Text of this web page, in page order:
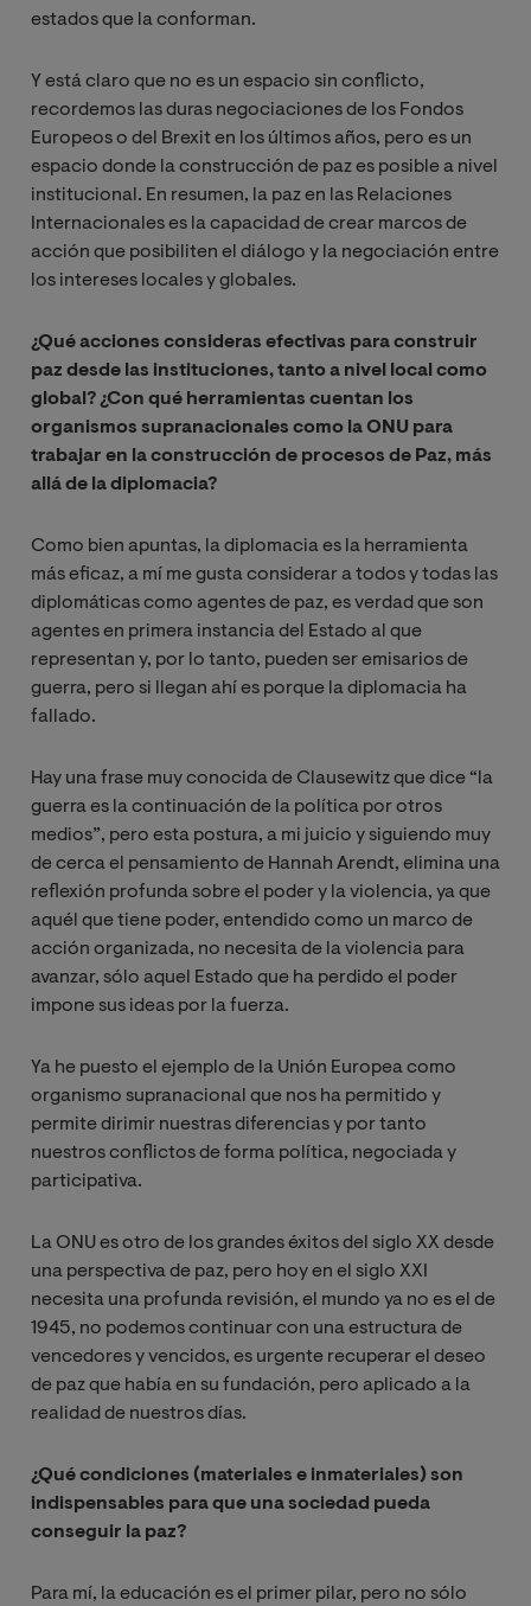
estados que la conforman.
Y está claro que no es un espacio sin conflicto,
recordemos las duras negociaciones de los Fondos
Europeos o del Brexit en los últimos años, pero es un
espacio donde la construcción de paz es posible a nivel
institucional. En resumen, la paz en las Relaciones
Internacionales es la capacidad de crear marcos de
acción que posibiliten el diálogo y la negociación entre
los intereses locales y globales.
¿Qué acciones consideras efectivas para construir
paz desde las instituciones, tanto a nivel local como
global? ¿Con qué herramientas cuentan los
organismos supranacionales como la ONU para
trabajar en la construcción de procesos de Paz, más
allá de la diplomacia?
Como bien apuntas, la diplomacia es la herramienta
más eficaz, a mí me gusta considerar a todos y todas las
diplomáticas como agentes de paz, es verdad que son
agentes en primera instancia del Estado al que
representan y, por lo tanto, pueden ser emisarios de
guerra, pero si llegan ahí es porque la diplomacia ha
fallado.
Hay una frase muy conocida de Clausewitz que dice “la
guerra es la continuación de la política por otros
medios”, pero esta postura, a mi juicio y siguiendo muy
de cerca el pensamiento de Hannah Arendt, elimina una
reflexión profunda sobre el poder y la violencia, ya que
aquél que tiene poder, entendido como un marco de
acción organizada, no necesita de la violencia para
avanzar, sólo aquel Estado que ha perdido el poder
impone sus ideas por la fuerza.
Ya he puesto el ejemplo de la Unión Europea como
organismo supranacional que nos ha permitido y
permite dirimir nuestras diferencias y por tanto
nuestros conflictos de forma política, negociada y
participativa.
La ONU es otro de los grandes éxitos del siglo XX desde
una perspectiva de paz, pero hoy en el siglo XXI
necesita una profunda revisión, el mundo ya no es el de
1945, no podemos continuar con una estructura de
vencedores y vencidos, es urgente recuperar el deseo
de paz que había en su fundación, pero aplicado a la
realidad de nuestros días.
¿Qué condiciones (materiales e inmateriales) son
indispensables para que una sociedad pueda
conseguir la paz?
Para mí, la educación es el primer pilar, pero no sólo